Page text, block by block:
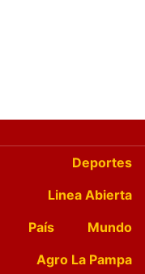
Deportes
Linea Abierta
País
Mundo
Agro La Pampa